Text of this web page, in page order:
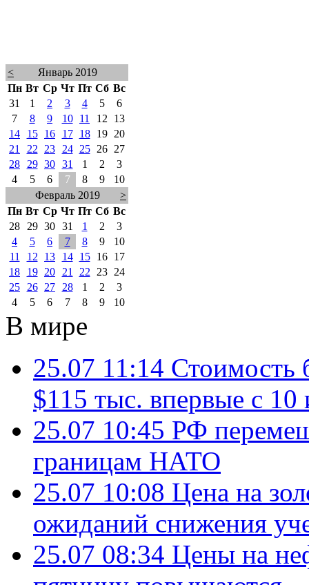
<
Январь 2019
Пн Вт Ср Чт Пт Сб Вс
31
1 2 3 4 5
6
7
8 9 10 11 12
13
14
15 16 17 18 19
20
21
22 23 24 25 26
27
28
29 30 31 1 2
3
4
5 6 7 8 9
10
Февраль 2019
>
Пн Вт Ср Чт Пт Сб Вс
28
29 30 31 1 2
3
4
5 6 7 8 9
10
11
12 13 14 15 16
17
18
19 20 21 22 23
24
25
26 27 28 1 2
3
4
5 6 7 8 9 10
В мире
25.07 11:14 Стоимость
$115 тыс. впервые с 10
25.07 10:45 РФ
границам НАТО
25.07 10:08 Цена на
ожиданий снижения
25.07 08:34 Цены на